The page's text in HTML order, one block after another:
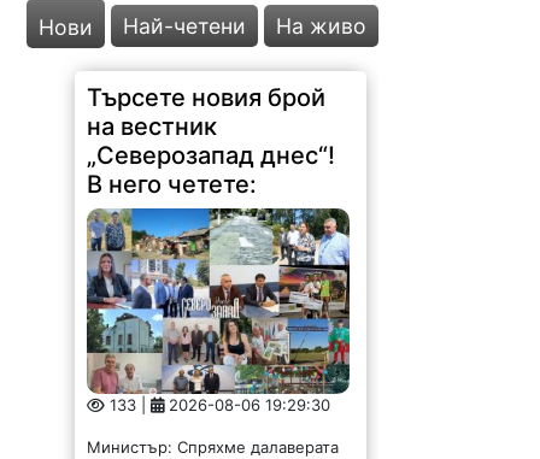
Нови Най-четени На живо
Търсете новия брой
на вестник
„Северозапад днес“!
В него четете:
133 | 2026-08-06 19:29:30
Министър: Спряхме далаверата